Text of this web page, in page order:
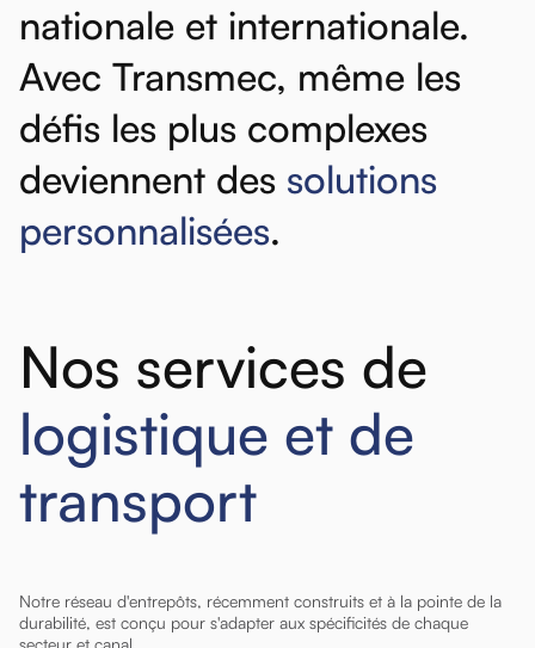
nationale et internationale.
Avec Transmec, même les
défis les plus complexes
deviennent des solutions
personnalisées.
Nos services de
logistique et de
transport
Notre réseau d'entrepôts, récemment construits et à la pointe de la
durabilité, est conçu pour s'adapter aux spécificités de chaque
secteur et canal.